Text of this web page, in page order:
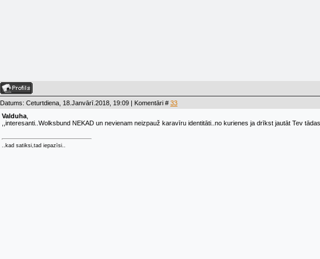
Datums: Ceturtdiena, 18.Janvārī.2018, 19:09 | Komentāri # 33
Valduha
,,interesanti..Wolksbund NEKAD un nevienam neizpauž karavīru identitāti..no kurienes ja drīkst jautāt Tev
..kad satiksi,tad iepazīsi..